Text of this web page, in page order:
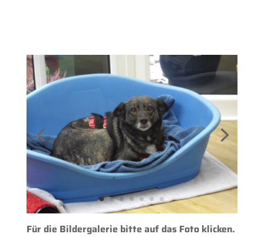
Für die Bildergalerie bitte auf das Foto klicken.